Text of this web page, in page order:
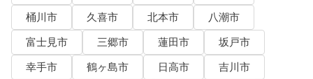
桶川市
久喜市 北本市
八潮市
富士見市
三郷市 蓮田市
坂戸市
幸手市
鶴ヶ島市 日高市
吉川市